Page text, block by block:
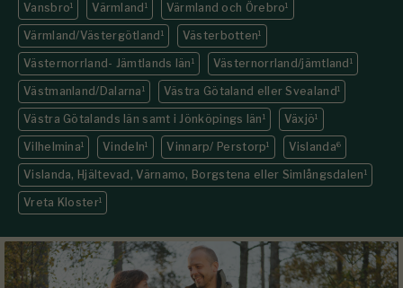
Vansbro1 Värmland 1 Värmland och Örebro1
Värmland/Västergötland 1 Västerbotten1
Västernorrland- Jämtlands län 1 Västernorrland/jämtland 1
Västmanland/Dalarna 1 Västra Götaland eller Svealand 1
Västra Götalands län samt i Jönköpings län 1 Växjö1
Vilhelmina1 Vindeln1 Vinnarp/ Perstorp1 Vislanda6
Vislanda, Hjältevad, Värnamo, Borgstena eller Simlångsdalen 1
Vreta Kloster1